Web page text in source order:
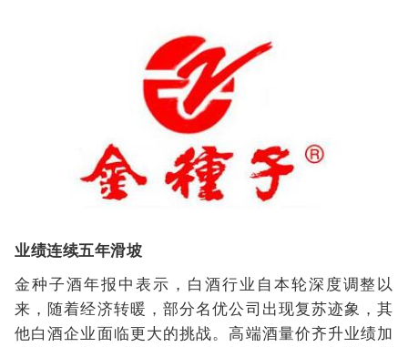
业绩连续五年滑坡
金种子酒年报中表示，白酒行业自本轮深度调整以
来，随着经济转暖，部分名优公司出现复苏迹象，其
他白酒企业面临更大的挑战。高端酒量价齐升业绩加